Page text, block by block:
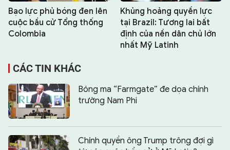
Bạo lực phủ bóng đen lên
cuộc bầu cử Tổng thống
Colombia
Khủng hoảng quyền lực
tại Brazil: Tương lai bất
định của nền dân chủ lớn
nhất Mỹ Latinh
CÁC TIN KHÁC
Bóng ma “Farmgate” đe dọa chính
trường Nam Phi
Chính quyền ông Trump trông đợi gì